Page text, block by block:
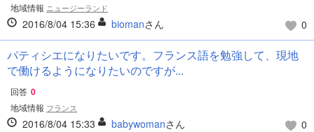
地域情報 ニュージーランド
2016/8/04 15:36 biomanさん 0
パティシエになりたいです。フランス語を勉強して、現地
で働けるようになりたいのですが...
回答 0
地域情報 フランス
2016/8/04 15:33 babywomanさん 0